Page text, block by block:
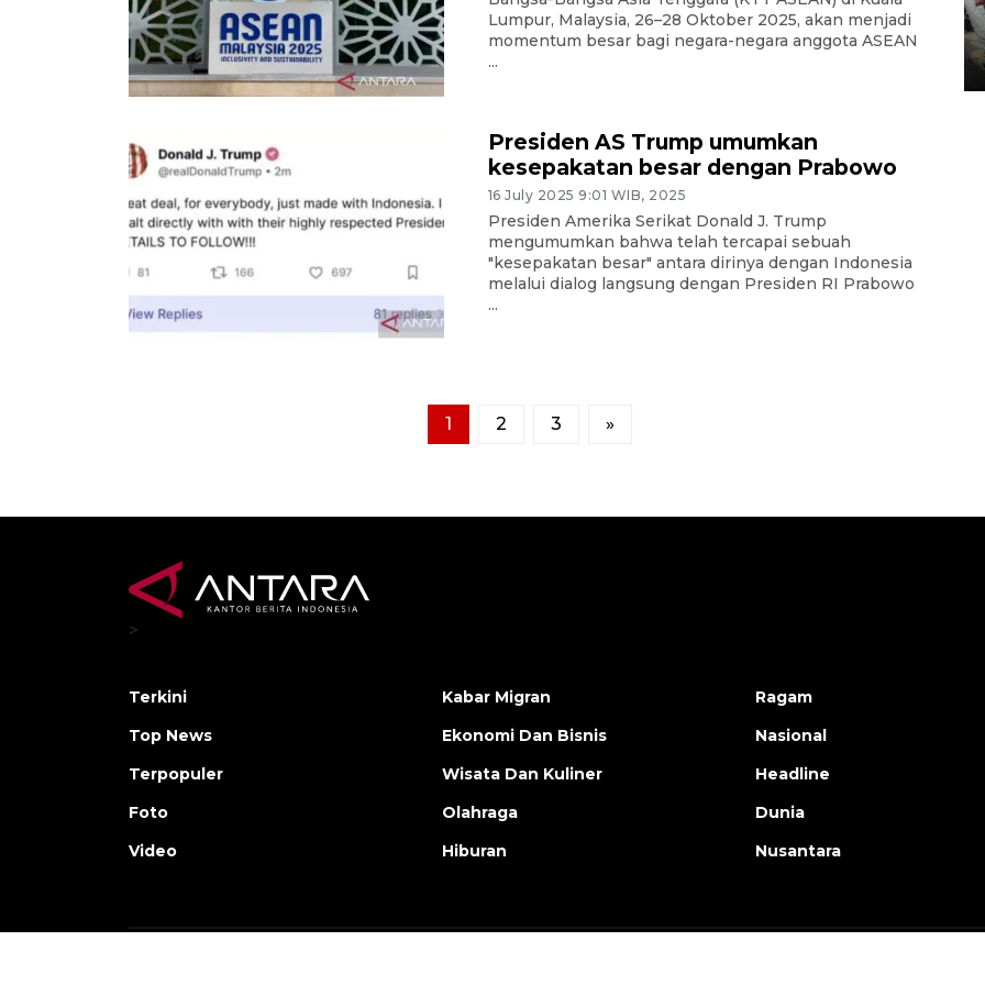
Lumpur, Malaysia, 26–28 Oktober 2025, akan menjadi
momentum besar bagi negara-negara anggota ASEAN
...
Presiden AS Trump umumkan
kesepakatan besar dengan Prabowo
16 July 2025 9:01 WIB, 2025
Presiden Amerika Serikat Donald J. Trump
mengumumkan bahwa telah tercapai sebuah
"kesepakatan besar" antara dirinya dengan Indonesia
melalui dialog langsung dengan Presiden RI Prabowo
...
1 2 3 »
Tarawih di Malaysia
>
Terkini
Top News
Terpopuler
Foto
Video
Kabar Migran
Ekonomi Dan Bisnis
Wisata Dan Kuliner
Olahraga
Hiburan
Ragam
Nasional
Headline
Dunia
Nusantara